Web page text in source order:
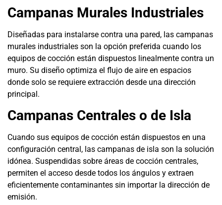
Campanas Murales Industriales
Diseñadas para instalarse contra una pared, las campanas
murales industriales son la opción preferida cuando los
equipos de cocción están dispuestos linealmente contra un
muro. Su diseño optimiza el flujo de aire en espacios
donde solo se requiere extracción desde una dirección
principal.
Campanas Centrales o de Isla
Cuando sus equipos de cocción están dispuestos en una
configuración central, las campanas de isla son la solución
idónea. Suspendidas sobre áreas de cocción centrales,
permiten el acceso desde todos los ángulos y extraen
eficientemente contaminantes sin importar la dirección de
emisión.